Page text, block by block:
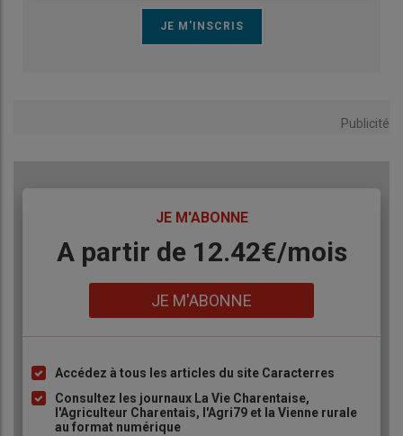
Publicité
JE M'ABONNE
Body
A partir de 12.42€/mois
JE M'ABONNE
Liste
à
puce
Accédez à tous les articles du site Caracterres
Consultez les journaux La Vie Charentaise,
l'Agriculteur Charentais, l'Agri79 et la Vienne rurale
au format numérique